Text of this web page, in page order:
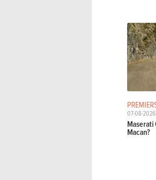
07-08-2026
Macan?